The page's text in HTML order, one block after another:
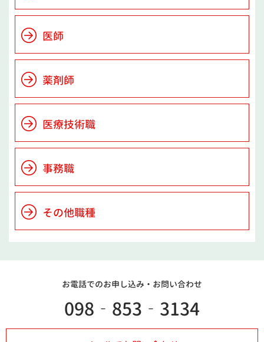
医師
薬剤師
医療技術職
事務職
その他職種
お電話でのお申し込み・ お問い合わせ
098‐853‐3134